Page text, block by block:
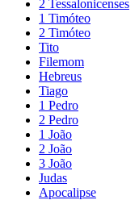
2 Tessalonicenses
1 Timóteo
2 Timóteo
Tito
Filemom
Hebreus
Tiago
1 Pedro
2 Pedro
1 João
2 João
3 João
Judas
Apocalipse